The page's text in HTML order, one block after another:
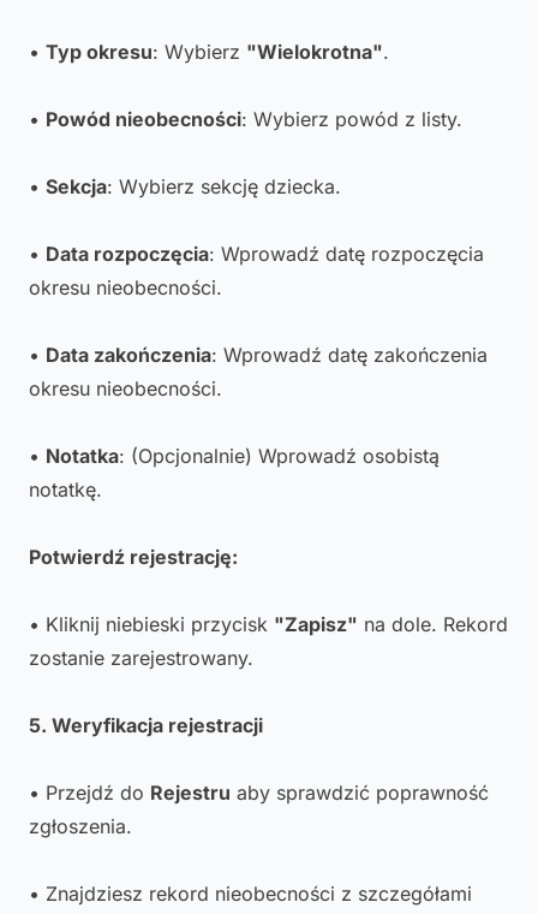
• Typ okresu: Wybierz "Wielokrotna".
• Powód nieobecności: Wybierz powód z listy.
• Sekcja: Wybierz sekcję dziecka.
• Data rozpoczęcia: Wprowadź datę rozpoczęcia
okresu nieobecności.
• Data zakończenia: Wprowadź datę zakończenia
okresu nieobecności.
• Notatka: (Opcjonalnie) Wprowadź osobistą
notatkę.
Potwierdź rejestrację:
• Kliknij niebieski przycisk "Zapisz" na dole. Rekord
zostanie zarejestrowany.
5. Weryfikacja rejestracji
• Przejdź do Rejestru aby sprawdzić poprawność
zgłoszenia.
• Znajdziesz rekord nieobecności z szczegółami